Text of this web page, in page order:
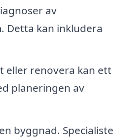
av
Detta kan inkludera
eller renovera kan ett
planeringen av
byggnad.